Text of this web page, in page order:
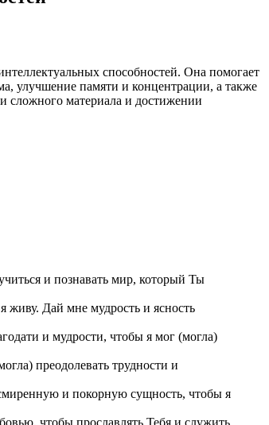
способностей. Она помогает
улучшение памяти и концентрации, а также
сложного материала и достижении
и познавать мир, который Ты
живу. Дай мне мудрость и ясность
и мудрости, чтобы я мог (могла)
преодолевать трудности и
и покорную сущность, чтобы я
чтобы прославлять Тебя и служить